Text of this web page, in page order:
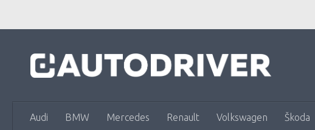
Audi BMW Mercedes Renault Volkswagen Škoda